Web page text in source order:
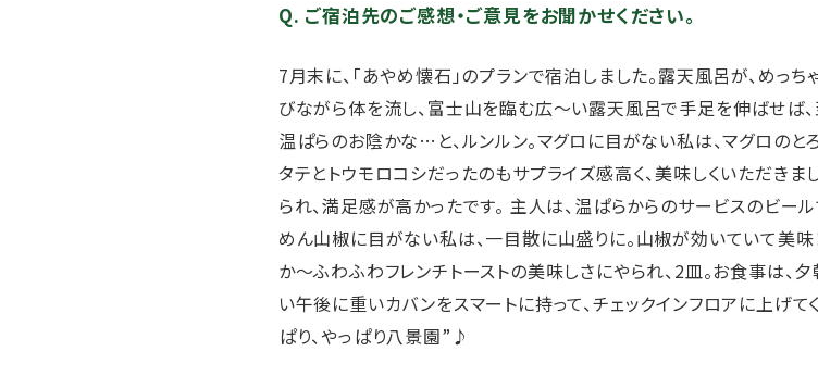
Q. ご宿泊先のご感想・ご意見をお聞かせください。
7月末に、「あやめ懐石」のプランで宿泊しました。露天風呂が、めっ
びながら体を流し、富士山を臨む広〜い露天風呂で手足を伸ばせば
温ぱらのお陰かな…と、ルンルン。マグロに目がない私は、マグロのと
タテとトウモロコシだったのもサプライズ感高く、美味しくいただき
られ、満足感が高かったです。 主人は、温ぱらからのサービスのビール
めん山椒に目がない私は、一目散に山盛りに。山椒が効いていて美味
か〜ふわふわフレンチトーストの美味しさにやられ、2皿。お食事は
い午後に重いカバンをスマートに持って、チェックインフロアに上げ
ぱり、やっぱり八景園”♪